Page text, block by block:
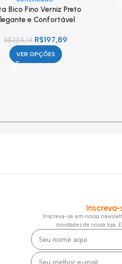
Bico Fino Verniz Preto
e Confortável
R$224,14 R$197,89
VER OPÇÕES
Inscreva-se em nossa
novidades de nossa loja.